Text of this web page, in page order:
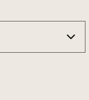
dem